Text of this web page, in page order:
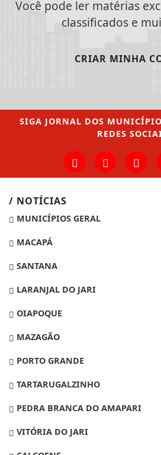
Você pode ler matérias
classificados e
CRIAR MINHA
SIGA JORNAL DOS
REDES
/ NOTÍCIAS
MUNICÍPIOS GERAL
MACAPÁ
SANTANA
LARANJAL DO JARI
OIAPOQUE
MAZAGÃO
PORTO GRANDE
TARTARUGALZINHO
PEDRA BRANCA DO AMAPARI
VITÓRIA DO JARI